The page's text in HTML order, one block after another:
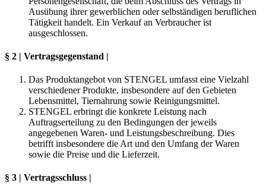
Ausübung ihrer gewerblichen oder selbständigen beruflichen
Tätigkeit handelt. Ein Verkauf an Verbraucher ist
ausgeschlossen.
§ 2 | Vertragsgegenstand |
Das Produktangebot von STENGEL umfasst eine Vielzahl
verschiedener Produkte, insbesondere auf den Gebieten
Lebensmittel, Tiernahrung sowie Reinigungsmittel.
STENGEL erbringt die konkrete Leistung nach
Auftragserteilung zu den Bedingungen der jeweils
angegebenen Waren- und Leistungsbeschreibung. Dies
betrifft insbesondere die Art und den Umfang der Waren
sowie die Preise und die Lieferzeit.
§ 3 | Vertragsschluss |